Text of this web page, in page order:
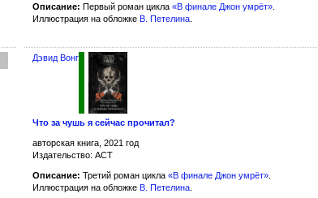
Описание: Первый роман цикла«В финале Джон умрёт»
Иллюстрация на обложке В. Петелина
Дэвид Вонг
Что за чушь я сейчас прочитал?
авторская книга, 2021 год
Издательство: АСТ
Описание: Третий роман цикла«В финале Джон умрёт»
Иллюстрация на обложке В. Петелина